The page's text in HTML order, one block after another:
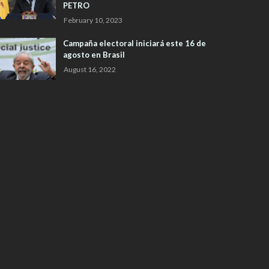
PETRO
February 10, 2023
Campaña electoral iniciará este 16 de
agosto en Brasil
August 16, 2022